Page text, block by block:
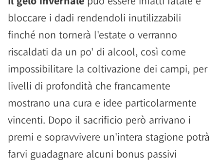
bloccare i dadi rendendoli inutilizzabili
finché non tornerà l'estate o verranno
riscaldati da un po' di alcool, così come
impossibilitare la coltivazione dei campi, per
livelli di profondità che francamente
mostrano una cura e idee particolarmente
vincenti. Dopo il sacrificio però arrivano i
premi e sopravvivere un'intera stagione potrà
farvi guadagnare alcuni bonus passivi